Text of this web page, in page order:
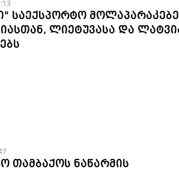
საექსპორტო
ლიეტუვასა და
თამბაქოს ნაწარმის